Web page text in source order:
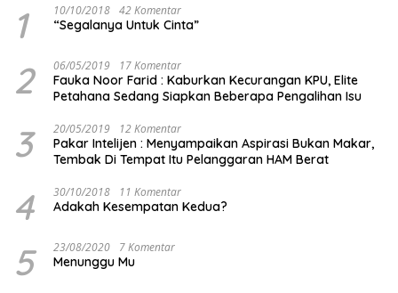
1 10/10/2018 42 Komentar
“Segalanya Untuk Cinta”
2 06/05/2019 17 Komentar
Fauka Noor Farid : Kaburkan Kecurangan KPU, Elite
Petahana Sedang Siapkan Beberapa Pengalihan Isu
3 20/05/2019 12 Komentar
Pakar Intelijen : Menyampaikan Aspirasi Bukan Makar,
Tembak Di Tempat Itu Pelanggaran HAM Berat
4 30/10/2018 11 Komentar
Adakah Kesempatan Kedua?
5 23/08/2020 7 Komentar
Menunggu Mu